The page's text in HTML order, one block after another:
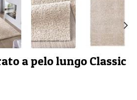
a pelo lungo Classic